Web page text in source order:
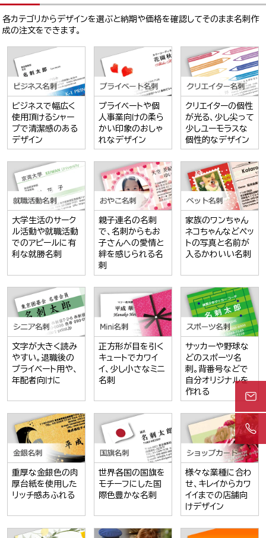
各カテゴリからデザインを選ぶと納期や価格を確認してそのまま名刺作
成の注文をできます。
ビジネスで幅広く
使用頂けるシャー
プで清潔感のある
デザイン
プライベートや個
人事業向けの柔ら
かい印象のおしゃ
れなデザイン
クリエイターの個性
が光る、少し尖って
少しユーモラスな
個性的なデザイン
大学生活のサーク
ル活動や就職活動
でのアピールに有
利な就勝名刺
親子連名の名刺
で、名刺からもお
子さんへの愛情と
絆を感じられる名
刺
家族のワンちゃん
ネコちゃんなどペッ
トの写真と名前が
入るかわいい名刺
文字が大きく読み
やすい。退職後の
プライベート用や、
年配者向けに
正方形が目を引く
キュートでカワイ
イ、少し小さなミニ
名刺
サッカーや野球な
どのスポーツ名
刺。背番号などで
自分オリジナルを
作れる
重厚な金銀色の肉
厚台紙を使用した
リッチ感あふれる
世界各国の国旗を
モチーフにした国
際色豊かな名刺
様々な業種に合わ
せ、キレイからカワ
イイまでの店舗向
けデザイン